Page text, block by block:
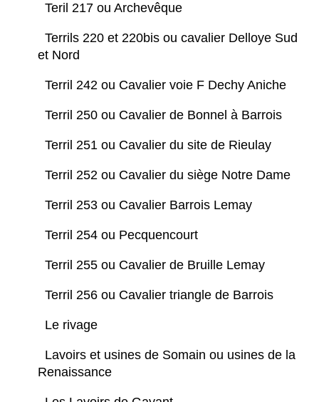
Teril 217 ou Archevêque
Terrils 220 et 220bis ou cavalier Delloye Sud
et Nord
Terril 242 ou Cavalier voie F Dechy Aniche
Terril 250 ou Cavalier de Bonnel à Barrois
Terril 251 ou Cavalier du site de Rieulay
Terril 252 ou Cavalier du siège Notre Dame
Terril 253 ou Cavalier Barrois Lemay
Terril 254 ou Pecquencourt
Terril 255 ou Cavalier de Bruille Lemay
Terril 256 ou Cavalier triangle de Barrois
Le rivage
Lavoirs et usines de Somain ou usines de la
Renaissance